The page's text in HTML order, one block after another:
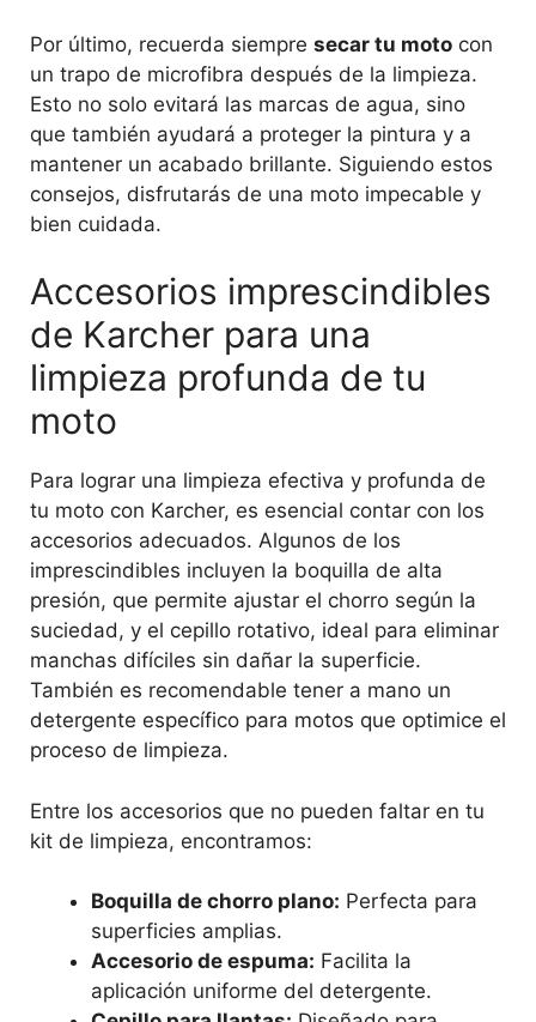
Por último, recuerda siempre secar tu moto con
un trapo de microfibra después de la limpieza.
Esto no solo evitará las marcas de agua, sino
que también ayudará a proteger la pintura y a
mantener un acabado brillante. Siguiendo estos
consejos, disfrutarás de una moto impecable y
bien cuidada.
Accesorios imprescindibles
de Karcher para una
limpieza profunda de tu
moto
Para lograr una limpieza efectiva y profunda de
tu moto con Karcher, es esencial contar con los
accesorios adecuados. Algunos de los
imprescindibles incluyen la boquilla de alta
presión, que permite ajustar el chorro según la
suciedad, y el cepillo rotativo, ideal para eliminar
manchas difíciles sin dañar la superficie.
También es recomendable tener a mano un
detergente específico para motos que optimice el
proceso de limpieza.
Entre los accesorios que no pueden faltar en tu
kit de limpieza, encontramos:
Boquilla de chorro plano: Perfecta para
superficies amplias.
Accesorio de espuma: Facilita la
aplicación uniforme del detergente.